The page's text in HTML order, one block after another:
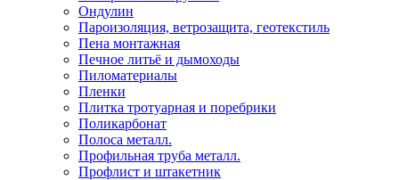
Ондулин
Пароизоляция, ветрозащита, геотекстиль
Пена монтажная
Печное литьё и дымоходы
Пиломатериалы
Пленки
Плитка тротуарная и поребрики
Поликарбонат
Полоса металл.
Профильная труба металл.
Профлист и штакетник